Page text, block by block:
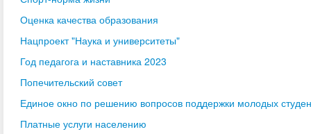
Оценка качества образования
Нацпроект "Наука и университеты"
Год педагога и наставника 2023
Попечительский совет
Единое окно по решению вопросов поддержки молодых
Платные услуги населению